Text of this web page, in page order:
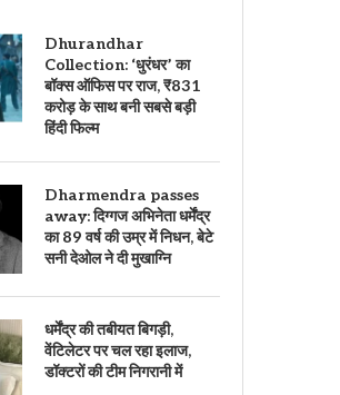
Dhurandhar
Collection: ‘धुरंधर’ का
बॉक्स ऑफिस पर राज, ₹831
करोड़ के साथ बनी सबसे बड़ी
हिंदी फिल्म
Dharmendra passes
away: दिग्गज अभिनेता धर्मेंद्र
का 89 वर्ष की उम्र में निधन, बेटे
सनी देओल ने दी मुखाग्नि
धर्मेंद्र की तबीयत बिगड़ी,
वेंटिलेटर पर चल रहा इलाज,
डॉक्टरों की टीम निगरानी में